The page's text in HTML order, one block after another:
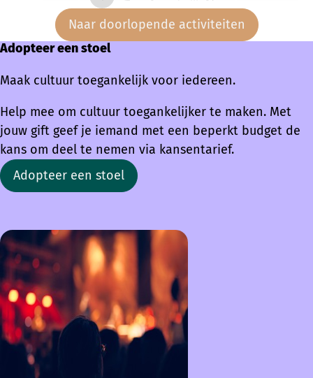
Naar doorlopende activiteiten
Adopteer een stoel
Maak cultuur toegankelijk voor iedereen.
Help mee om cultuur toegankelijker te maken. Met
jouw gift geef je iemand met een beperkt budget de
kans om deel te nemen via kansentarief.
Adopteer een stoel